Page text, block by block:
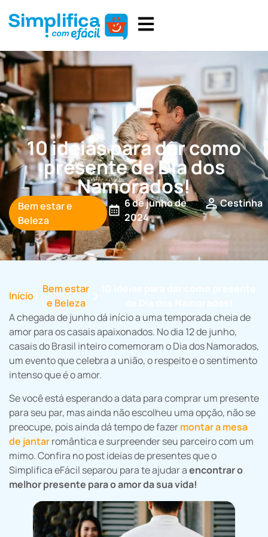
10 ideias para dar como
presente de Dia dos
Namorados!
Bem estar e
Beleza
6 de junho de
2024
Cestinha
Início
Bem estar
e Beleza
A chegada de junho dá início a uma temporada cheia de
amor para os casais apaixonados. No dia 12 de junho,
casais do Brasil inteiro comemoram o Dia dos Namorados,
um evento que celebra a união, o respeito e o sentimento
intenso que é o amor.
Se você está esperando a data para comprar um presente
para seu par, mas ainda não escolheu uma opção, não se
preocupe, pois ainda dá tempo de fazermontar a mesa
de jantarromântica e surpreender seu parceiro com um
mimo. Confira no post ideias de presentes que o
Simplifica eFácil separou para te ajudar aencontrar o
melhor presente para o amor da sua vida!